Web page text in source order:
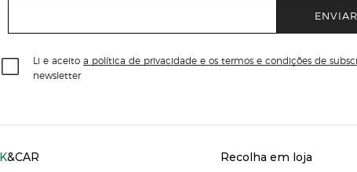
ENVIAR
Li e aceito a política de privacidade e os termos e condições de
newsletter
Servicios destacados
&CAR Recolha em loja